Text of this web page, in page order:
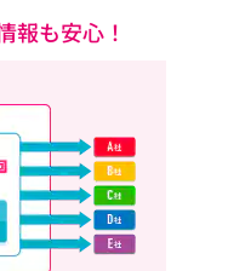
報も安心！